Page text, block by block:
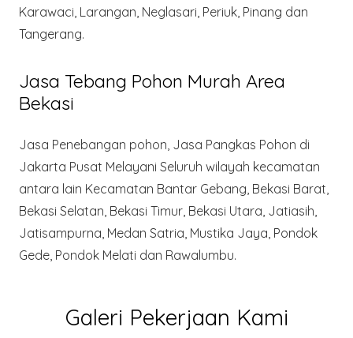
Karawaci, Larangan, Neglasari, Periuk, Pinang dan
Tangerang.
Jasa Tebang Pohon Murah Area
Bekasi
Jasa Penebangan pohon, Jasa Pangkas Pohon di
Jakarta Pusat Melayani Seluruh wilayah kecamatan
antara lain Kecamatan Bantar Gebang, Bekasi Barat,
Bekasi Selatan, Bekasi Timur, Bekasi Utara, Jatiasih,
Jatisampurna, Medan Satria, Mustika Jaya, Pondok
Gede, Pondok Melati dan Rawalumbu.
Galeri Pekerjaan Kami